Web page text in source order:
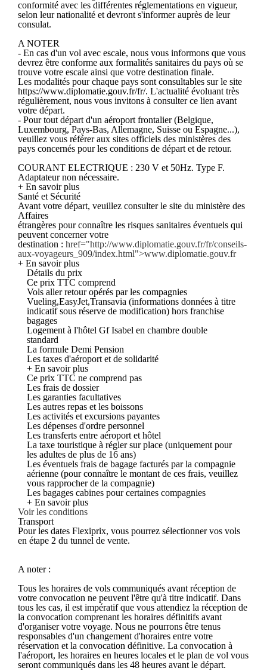
conformité avec les différentes réglementations en vigueur,
selon leur nationalité et devront s'informer auprès de leur
consulat.
A NOTER
- En cas d'un vol avec escale, nous vous informons que vous
devrez être conforme aux formalités sanitaires du pays où se
trouve votre escale ainsi que votre destination finale.
Les modalités pour chaque pays sont consultables sur le site
https://www.diplomatie.gouv.fr/fr/. L'actualité évoluant très
régulièrement, nous vous invitons à consulter ce lien avant
votre départ.
- Pour tout départ d'un aéroport frontalier (Belgique,
Luxembourg, Pays-Bas, Allemagne, Suisse ou Espagne...),
veuillez vous référer aux sites officiels des ministères des
pays concernés pour les conditions de départ et de retour.
COURANT ELECTRIQUE : 230 V et 50Hz. Type F.
Adaptateur non nécessaire.
+ En savoir plus
Santé et Sécurité
Avant votre départ, veuillez consulter le site du ministère des
Affaires
étrangères pour connaître les risques sanitaires éventuels qui
peuvent concerner votre
destination : href="http://www.diplomatie.gouv.fr/fr/conseils-
aux-voyageurs_909/index.html">www.diplomatie.gouv.fr
+ En savoir plus
Détails du prix
Ce prix TTC comprend
Vols aller retour opérés par les compagnies
Vueling,EasyJet,Transavia (informations données à titre
indicatif sous réserve de modification) hors franchise
bagages
Logement à l'hôtel Gf Isabel en chambre double
standard
La formule Demi Pension
Les taxes d'aéroport et de solidarité
+ En savoir plus
Ce prix TTC ne comprend pas
Les frais de dossier
Les garanties facultatives
Les autres repas et les boissons
Les activités et excursions payantes
Les dépenses d'ordre personnel
Les transferts entre aéroport et hôtel
La taxe touristique à régler sur place (uniquement pour
les adultes de plus de 16 ans)
Les éventuels frais de bagage facturés par la compagnie
aérienne (pour connaître le montant de ces frais, veuillez
vous rapprocher de la compagnie)
Les bagages cabines pour certaines compagnies
+ En savoir plus
Voir les conditions
Transport
Pour les dates Flexiprix, vous pourrez sélectionner vos vols
en étape 2 du tunnel de vente.
A noter :
Tous les horaires de vols communiqués avant réception de
votre convocation ne peuvent l'être qu'à titre indicatif. Dans
tous les cas, il est impératif que vous attendiez la réception de
la convocation comprenant les horaires définitifs avant
d'organiser votre voyage. Nous ne pourrons être tenus
responsables d'un changement d'horaires entre votre
réservation et la convocation définitive. La convocation à
l'aéroport, les horaires en heures locales et le plan de vol vous
seront communiqués dans les 48 heures avant le départ.